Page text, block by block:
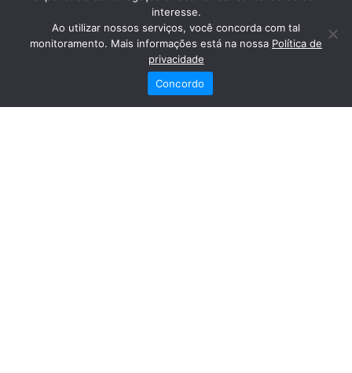
Veja também
interesse.
Ao utilizar nossos serviços, você concorda com tal
monitoramento. Mais informações está na nossa Política de
privacidade
Concordo